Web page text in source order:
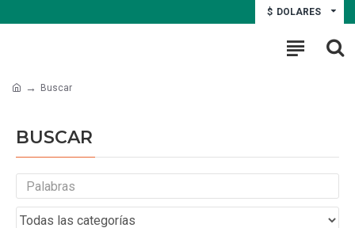
$ DOLARES
Buscar
BUSCAR